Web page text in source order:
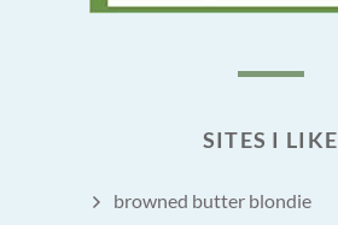
SITES I LIKE
browned butter blondie